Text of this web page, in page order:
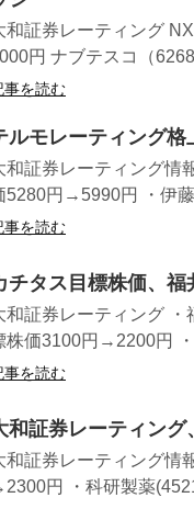
和証券レーティング
円 ナブテスコ（
事を読む
ルモレーティング
和証券レーティング
5280円→5990円 ・伊
事を読む
チタス目標株価、
和証券レーティング
株価3100円→2200円
事を読む
和証券レーティン
和証券レーティング情
円 ・科研製薬